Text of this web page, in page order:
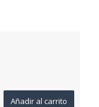
Añadir al carrito